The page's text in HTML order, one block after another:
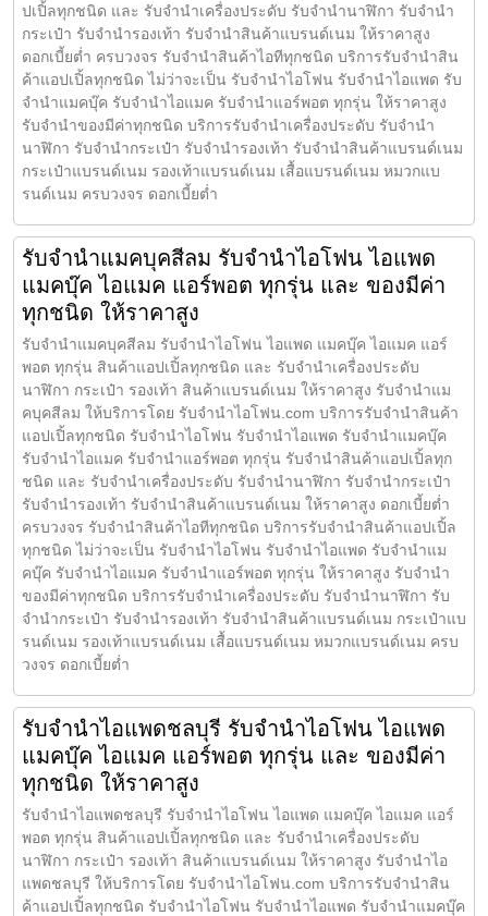
ปเปิ้ลทุกชนิด และ รับจำนำเครื่องประดับ รับจำนำนาฬิกา รับจำนำ
กระเป๋า รับจำนำรองเท้า รับจำนำสินค้าแบรนด์เนม ให้ราคาสูง
ดอกเบี้ยต่ำ ครบวงจร รับจำนำสินค้าไอทีทุกชนิด บริการรับจำนำสิน
ค้าแอปเปิ้ลทุกชนิด ไม่ว่าจะเป็น รับจำนำไอโฟน รับจำนำไอแพด รับ
จำนำแมคบุ๊ค รับจำนำไอแมค รับจำนำแอร์พอต ทุกรุ่น ให้ราคาสูง
รับจำนำของมีค่าทุกชนิด บริการรับจำนำเครื่องประดับ รับจำนำ
นาฬิกา รับจำนำกระเป๋า รับจำนำรองเท้า รับจำนำสินค้าแบรนด์เนม
กระเป๋าแบรนด์เนม รองเท้าแบรนด์เนม เสื้อแบรนด์เนม หมวกแบ
รนด์เนม ครบวงจร ดอกเบี้ยต่ำ
รับจำนำแมคบุคสีลม รับจำนำไอโฟน ไอแพด
แมคบุ๊ค ไอแมค แอร์พอต ทุกรุ่น และ ของมีค่า
ทุกชนิด ให้ราคาสูง
รับจำนำแมคบุคสีลม รับจำนำไอโฟน ไอแพด แมคบุ๊ค ไอแมค แอร์
พอต ทุกรุ่น สินค้าแอปเปิ้ลทุกชนิด และ รับจำนำเครื่องประดับ
นาฬิกา กระเป๋า รองเท้า สินค้าแบรนด์เนม ให้ราคาสูง รับจำนำแม
คบุคสีลม ให้บริการโดย รับจํานําไอโฟน.com บริการรับจำนำสินค้า
แอปเปิ้ลทุกชนิด รับจำนำไอโฟน รับจำนำไอแพด รับจำนำแมคบุ๊ค
รับจำนำไอแมค รับจำนำแอร์พอต ทุกรุ่น รับจำนำสินค้าแอปเปิ้ลทุก
ชนิด และ รับจำนำเครื่องประดับ รับจำนำนาฬิกา รับจำนำกระเป๋า
รับจำนำรองเท้า รับจำนำสินค้าแบรนด์เนม ให้ราคาสูง ดอกเบี้ยต่ำ
ครบวงจร รับจำนำสินค้าไอทีทุกชนิด บริการรับจำนำสินค้าแอปเปิ้ล
ทุกชนิด ไม่ว่าจะเป็น รับจำนำไอโฟน รับจำนำไอแพด รับจำนำแม
คบุ๊ค รับจำนำไอแมค รับจำนำแอร์พอต ทุกรุ่น ให้ราคาสูง รับจำนำ
ของมีค่าทุกชนิด บริการรับจำนำเครื่องประดับ รับจำนำนาฬิกา รับ
จำนำกระเป๋า รับจำนำรองเท้า รับจำนำสินค้าแบรนด์เนม กระเป๋าแบ
รนด์เนม รองเท้าแบรนด์เนม เสื้อแบรนด์เนม หมวกแบรนด์เนม ครบ
วงจร ดอกเบี้ยต่ำ
รับจำนำไอแพดชลบุรี รับจำนำไอโฟน ไอแพด
แมคบุ๊ค ไอแมค แอร์พอต ทุกรุ่น และ ของมีค่า
ทุกชนิด ให้ราคาสูง
รับจำนำไอแพดชลบุรี รับจำนำไอโฟน ไอแพด แมคบุ๊ค ไอแมค แอร์
พอต ทุกรุ่น สินค้าแอปเปิ้ลทุกชนิด และ รับจำนำเครื่องประดับ
นาฬิกา กระเป๋า รองเท้า สินค้าแบรนด์เนม ให้ราคาสูง รับจำนำไอ
แพดชลบุรี ให้บริการโดย รับจํานําไอโฟน.com บริการรับจำนำสิน
ค้าแอปเปิ้ลทุกชนิด รับจำนำไอโฟน รับจำนำไอแพด รับจำนำแมคบุ๊ค